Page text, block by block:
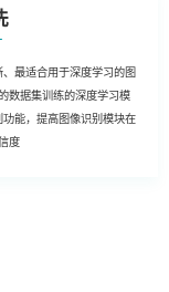
最适合用于深度学习的图
数据集训练的深度学习模
能，提高图像识别模块在
度